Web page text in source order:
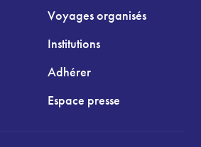
Voyages organisés
Institutions
Adhérer
Espace presse